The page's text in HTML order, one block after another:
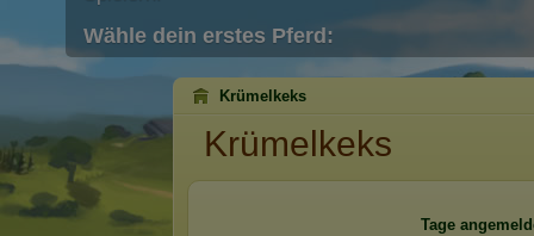
Wähle dein erstes Pferd:
Krümelkeks
Krümelkeks
Tage